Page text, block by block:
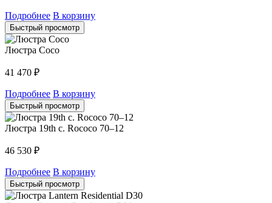
Подробнее В корзину
Быстрый просмотр
Люстра Coco
41 470 ₽
Подробнее В корзину
Быстрый просмотр
Люстра 19th c. Rococo 70–12
46 530 ₽
Подробнее В корзину
Быстрый просмотр